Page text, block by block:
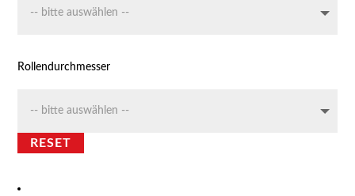
Rollendurchmesser
RESET